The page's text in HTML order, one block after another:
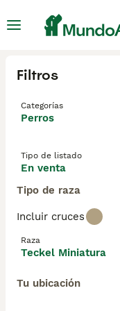
Filtros
Categorías
Perros
Tipo de listado
En venta
Tipo de raza
Incluir cruces
Raza
Teckel Miniatura
Tu ubicación